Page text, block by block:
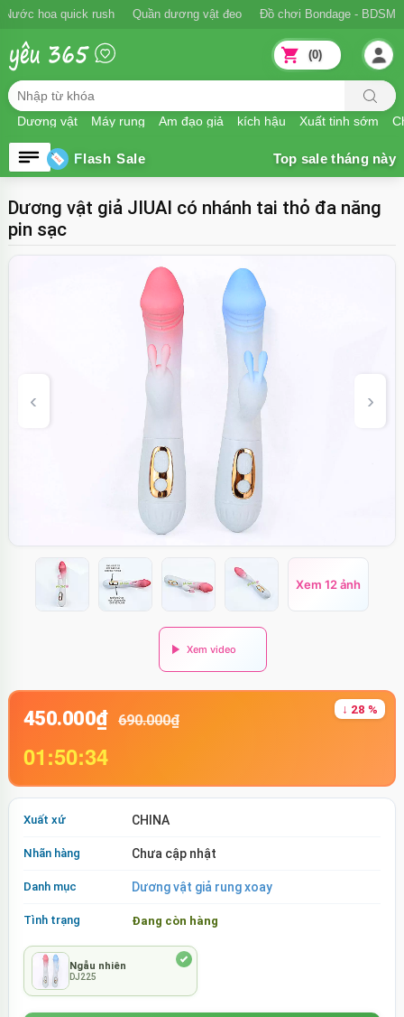
Ngăn xuất tinh sớm Nước hoa quick rush Quần dương vật đeo Đồ
Dương vật Máy rung Âm đạo giả kích hậu Xuất tinh sớm
(0)
Flash Sale
Dương vật giả JIUAI có nhánh tai thỏ đa năng
pin sạc
Xem 12 ảnh
450.000₫ 690.000₫
↓ 28 %
01:50:33
Xuất xứ CHINA
Nhãn hàng Chưa cập nhật
Danh mục Dương vật giả rung xoay
Tình trạng Đang còn hàng
Ngẫu nhiên
DJ225